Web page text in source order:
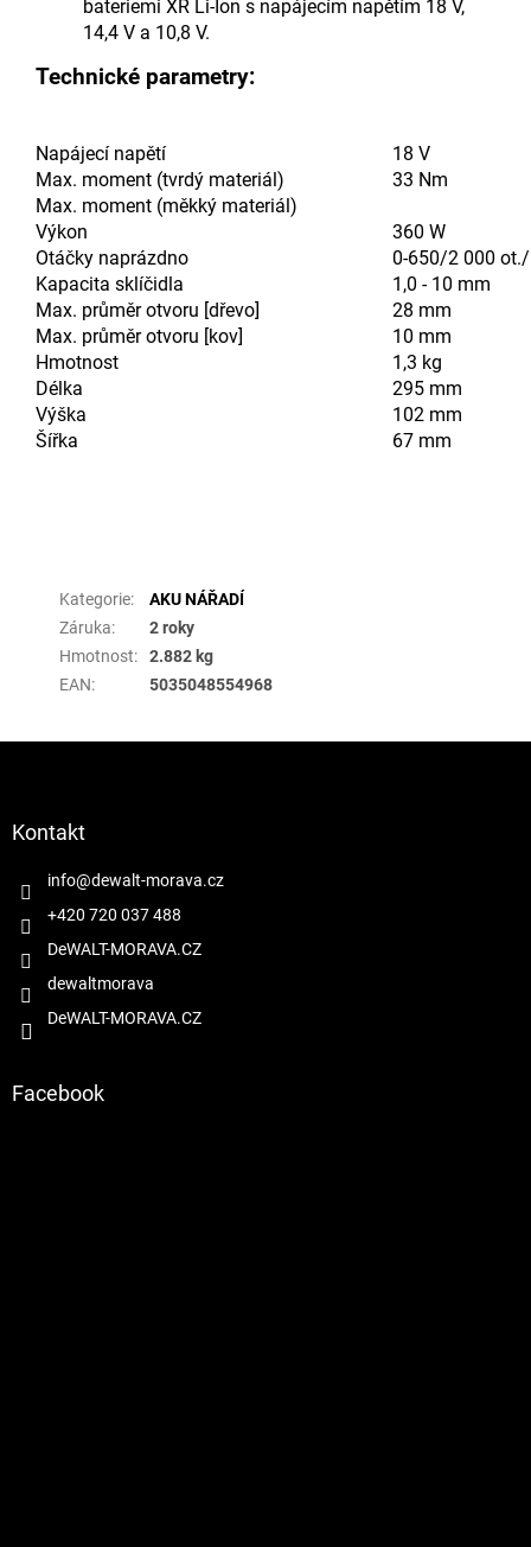
bateriemi XR Li-Ion s napájecím napětím 18 V,
14,4 V a 10,8 V.
Technické parametry:
Napájecí napětí
18 V
Max. moment (tvrdý materiál)
33 Nm
Max. moment (měkký materiál)
Výkon
360 W
Otáčky naprázdno
0-650/2 000
Kapacita sklíčidla
1,0 - 10 mm
Max. průměr otvoru [dřevo]
28 mm
Max. průměr otvoru [kov]
10 mm
Hmotnost
1,3 kg
Délka
295 mm
Výška
102 mm
Šířka
67 mm
Kategorie:
AKU NÁŘADÍ
Záruka:
2 roky
Hmotnost:
2.882 kg
EAN: 5035048554968
Kontakt
info@dewalt-morava.cz
+420 720 037 488
DeWALT-MORAVA.CZ
dewaltmorava
DeWALT-MORAVA.CZ
Facebook